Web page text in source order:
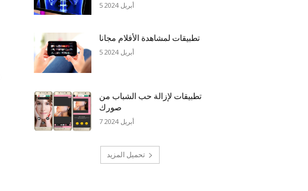
5 أبريل 2024
تطبيقات لمشاهدة الأفلام مجانا
5 أبريل 2024
تطبيقات لإزالة حب الشباب من
صورك
7 أبريل 2024
تحميل المزيد